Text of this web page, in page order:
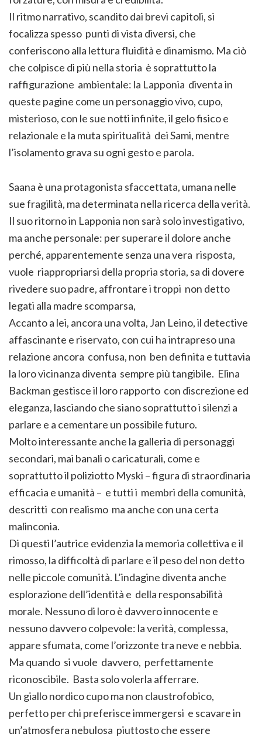
Il ritmo narrativo, scandito dai brevi capitoli, si
focalizza spesso punti di vista diversi, che
conferiscono alla lettura fluidità e dinamismo. Ma ciò
che colpisce di più nella storia è soprattutto la
raffigurazione ambientale: la Lapponia diventa in
queste pagine come un personaggio vivo, cupo,
misterioso, con le sue notti infinite, il gelo fisico e
relazionale e la muta spiritualità dei Sami, mentre
l’isolamento grava su ogni gesto e parola.
Saana è una protagonista sfaccettata, umana nelle
sue fragilità, ma determinata nella ricerca della verità.
Il suo ritorno in Lapponia non sarà solo investigativo,
ma anche personale: per superare il dolore anche
perché, apparentemente senza una vera risposta,
vuole riappropriarsi della propria storia, sa di dovere
rivedere suo padre, affrontare i troppi non detto
legati alla madre scomparsa,
Accanto a lei, ancora una volta, Jan Leino, il detective
affascinante e riservato, con cui ha intrapreso una
relazione ancora confusa, non ben definita e tuttavia
la loro vicinanza diventa sempre più tangibile. Elina
Backman gestisce il loro rapporto con discrezione ed
eleganza, lasciando che siano soprattutto i silenzi a
parlare e a cementare un possibile futuro.
Molto interessante anche la galleria di personaggi
secondari, mai banali o caricaturali, come e
soprattutto il poliziotto Myski – figura di straordinaria
efficacia e umanità – e tutti i membri della comunità,
descritti con realismo ma anche con una certa
malinconia.
Di questi l’autrice evidenzia la memoria collettiva e il
rimosso, la difficoltà di parlare e il peso del non detto
nelle piccole comunità. L’indagine diventa anche
esplorazione dell’identità e della responsabilità
morale. Nessuno di loro è davvero innocente e
nessuno davvero colpevole: la verità, complessa,
appare sfumata, come l’orizzonte tra neve e nebbia.
Ma quando si vuole davvero, perfettamente
riconoscibile. Basta solo volerla afferrare.
Un giallo nordico cupo ma non claustrofobico,
perfetto per chi preferisce immergersi e scavare in
un’atmosfera nebulosa piuttosto che essere